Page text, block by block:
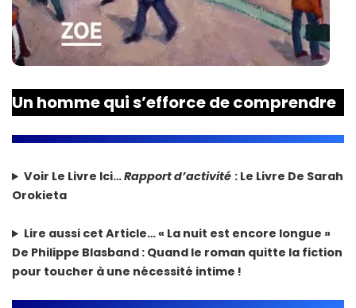
Un homme qui s’efforce de comprendre
Voir Le Livre Ici…Rapport d’activité : Le Livre De Sarah
Orokieta
Lire aussi cet Article…« La nuit est encore longue »
De Philippe Blasband : Quand le roman quitte la fiction
pour toucher à une nécessité intime !